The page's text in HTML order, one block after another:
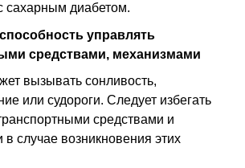
сахарным диабетом.
управлять
средствами, механизмами
вызывать сонливость,
или судороги. Следует избегать
средствами и
случае возникновения этих